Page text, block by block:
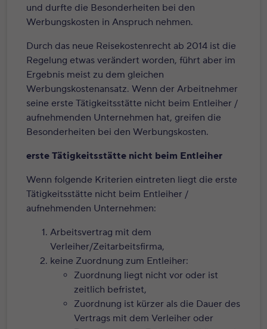
und durfte die Besonderheiten bei den
Werbungskosten in Anspruch nehmen.
Durch das neue Reisekostenrecht ab 2014 ist die
Regelung etwas verändert worden, führt aber im
Ergebnis meist zu dem gleichen
Werbungskostenansatz. Wenn der Arbeitnehmer
seine erste Tätigkeitsstätte nicht beim Entleiher /
aufnehmenden Unternehmen hat, greifen die
Besonderheiten bei den Werbungskosten.
erste Tätigkeitsstätte nicht beim Entleiher
Wenn folgende Kriterien eintreten liegt die erste
Tätigkeitsstätte nicht beim Entleiher /
aufnehmenden Unternehmen:
Arbeitsvertrag mit dem
Verleiher/Zeitarbeitsfirma,
keine Zuordnung zum Entleiher:
Zuordnung liegt nicht vor oder ist
zeitlich befristet,
Zuordnung ist kürzer als die Dauer des
Vertrags mit dem Verleiher oder